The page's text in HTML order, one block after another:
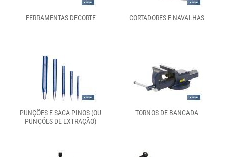
FERRAMENTAS DECORTE CORTADORES E NAVALHAS
PUNÇÕES E SACA-PINOS (OU
PUNÇÕES DE EXTRAÇÃO)
TORNOS DE BANCADA